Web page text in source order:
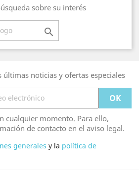
sobre su interés

noticias y ofertas especiales
cualquier momento. Para ello,
de contacto en el aviso legal.
generales y la política de